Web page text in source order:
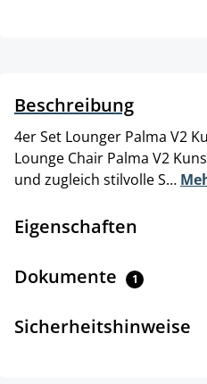
Beschreibung
4er Set Lounger Palma V2
Lounge Chair Palma V2
und zugleich stilvolle S…
Eigenschaften
Dokumente 1
Sicherheitshinweise